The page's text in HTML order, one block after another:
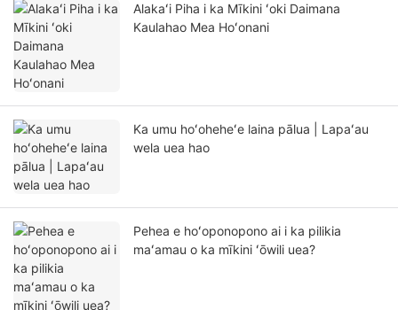
Alakaʻi Piha i ka Mīkini ʻoki Daimana
Kaulahao Mea Hoʻonani
Ka umu hoʻoheheʻe laina pālua | Lapaʻau
wela uea hao
Pehea e hoʻoponopono ai i ka pilikia
maʻamau o ka mīkini ʻōwili uea?